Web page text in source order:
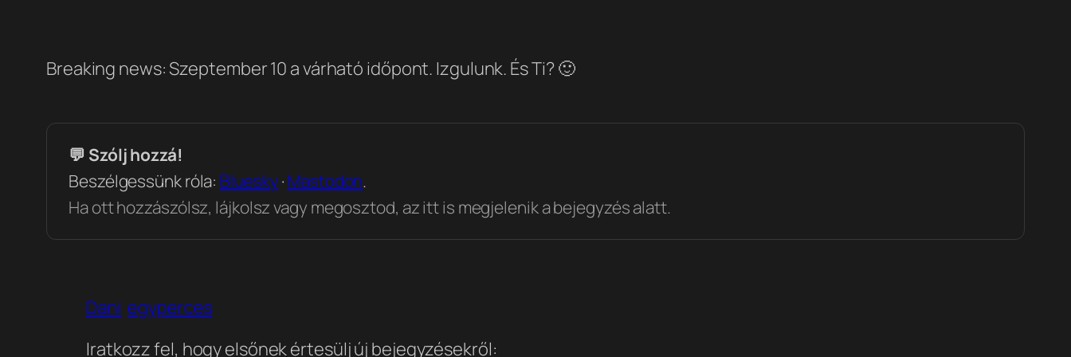
Breaking news: Szeptember 10 a várható időpont. Izgulunk. És Ti? 🙂
💬 Szólj hozzá!
Beszélgessünk róla: Bluesky·Mastodon.
Ha ott hozzászólsz, lájkolsz vagy megosztod, az itt is megjelenik a bejegyzés alatt.
Dani egyperces
Iratkozz fel, hogy elsőnek értesülj új bejegyzésekről: